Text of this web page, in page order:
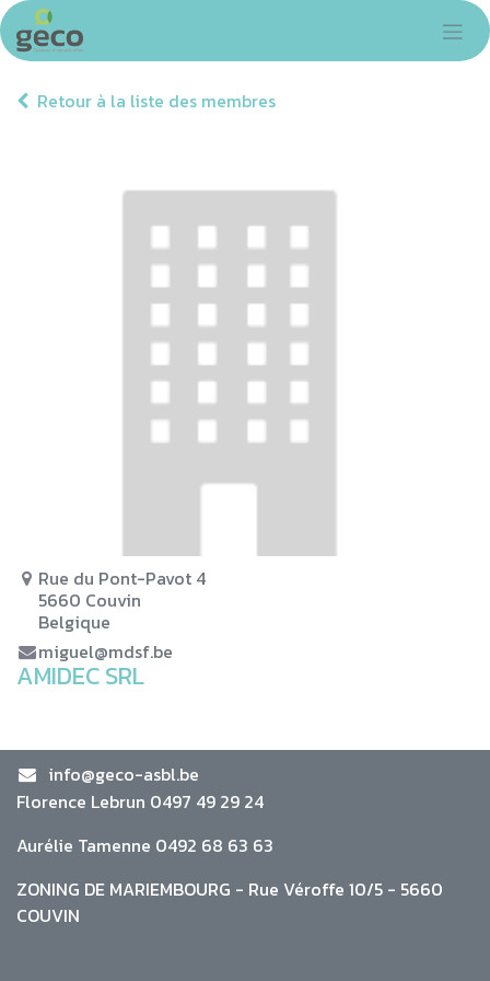
Se rendre au contenu
Retour à la liste des membres
Rue du Pont-Pavot 4
5660 Couvin
Belgique
miguel@mdsf.be
AMIDEC SRL
info@geco-asbl.be
Florence Lebrun 0497 49 29 24
Aurélie Tamenne 0492 68 63 63
ZONING DE MARIEMBOURG - Rue Véroffe 10/5 - 5660
COUVIN